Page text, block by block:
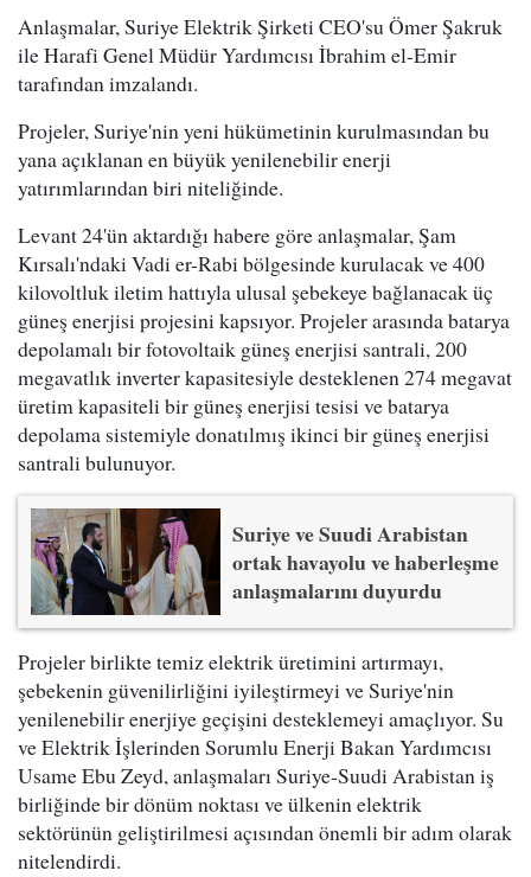
Anlaşmalar, Suriye Elektrik Şirketi CEO'su Ömer Şakruk
ile Harafi Genel Müdür Yardımcısı İbrahim el-Emir
tarafından imzalandı.
Projeler, Suriye'nin yeni hükümetinin kurulmasından bu
yana açıklanan en büyük yenilenebilir enerji
yatırımlarından biri niteliğinde.
Levant 24'ün aktardığı habere göre anlaşmalar, Şam
Kırsalı'ndaki Vadi er-Rabi bölgesinde kurulacak ve 400
kilovoltluk iletim hattıyla ulusal şebekeye bağlanacak üç
güneş enerjisi projesini kapsıyor. Projeler arasında batarya
depolamalı bir fotovoltaik güneş enerjisi santrali, 200
megavatlık inverter kapasitesiyle desteklenen 274 megavat
üretim kapasiteli bir güneş enerjisi tesisi ve batarya
depolama sistemiyle donatılmış ikinci bir güneş enerjisi
santrali bulunuyor.
Suriye ve Suudi Arabistan
ortak havayolu ve haberleşme
anlaşmalarını duyurdu
Projeler birlikte temiz elektrik üretimini artırmayı,
şebekenin güvenilirliğini iyileştirmeyi ve Suriye'nin
yenilenebilir enerjiye geçişini desteklemeyi amaçlıyor. Su
ve Elektrik İşlerinden Sorumlu Enerji Bakan Yardımcısı
Usame Ebu Zeyd, anlaşmaları Suriye-Suudi Arabistan iş
birliğinde bir dönüm noktası ve ülkenin elektrik
sektörünün geliştirilmesi açısından önemli bir adım olarak
nitelendirdi.